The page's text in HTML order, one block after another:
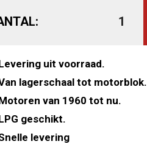
uit voorraad.
lagerschaal tot motorblok.
van 1960 tot nu.
geschikt.
levering